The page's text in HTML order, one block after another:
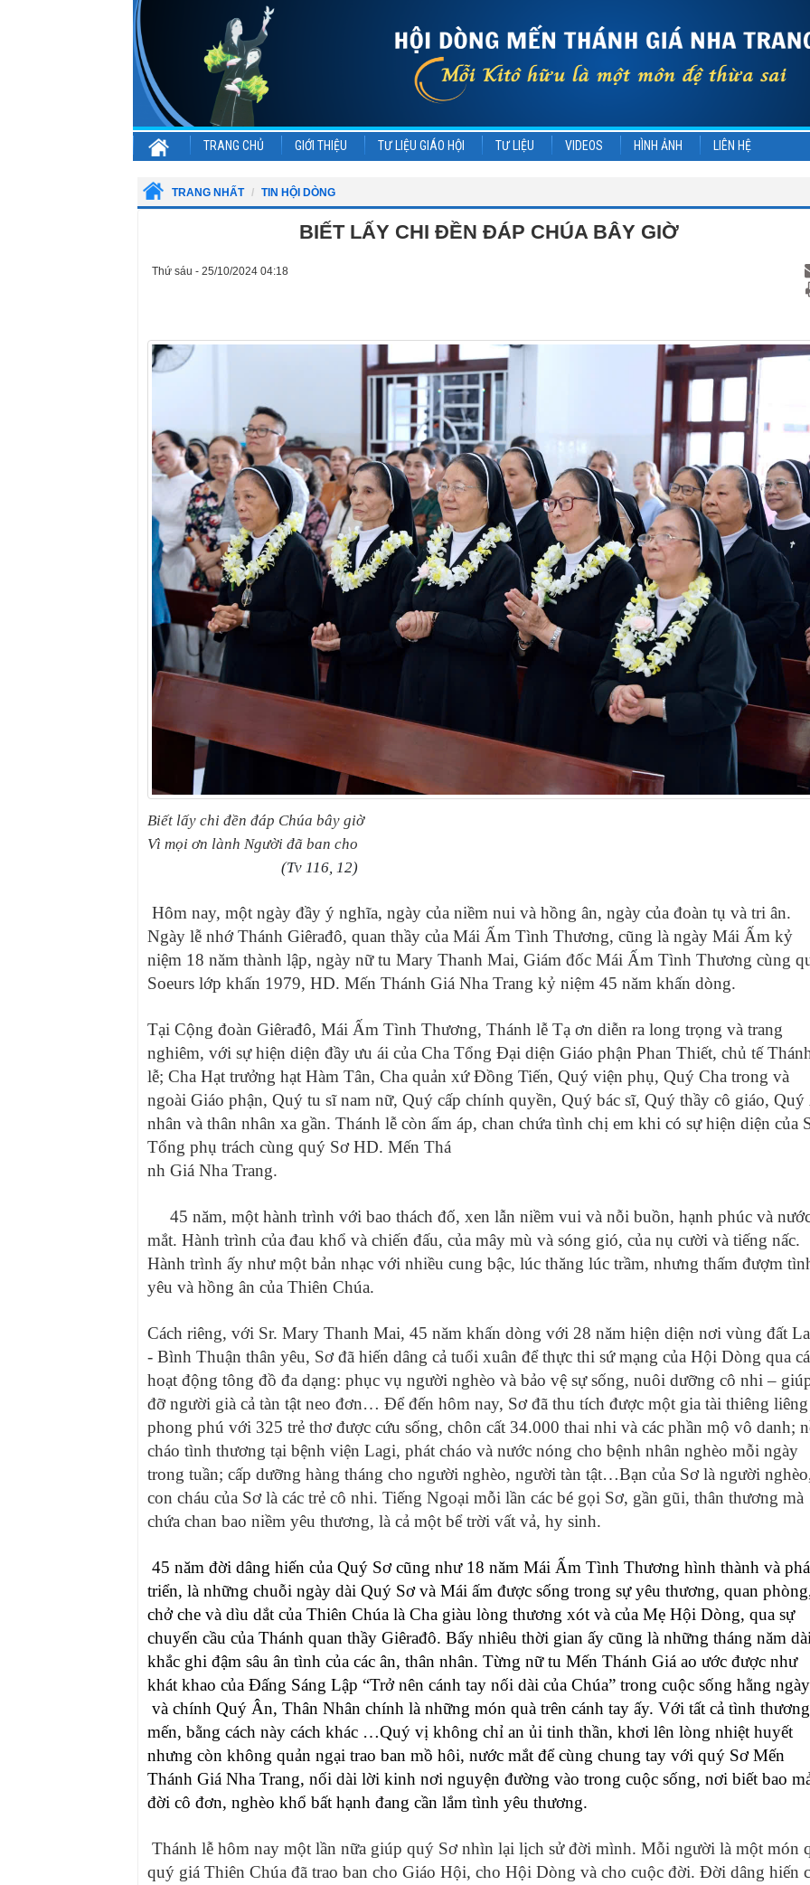
TRANG CHỦ GIỚI THIỆU TƯ LIỆU GIÁO HỘI TƯ LIỆU VIDEOS HÌNH ẢNH LIÊN HỆ
TRANG NHẤT TIN HỘI DÒNG
BIẾT LẤY CHI ĐỀN ĐÁP CHÚA BÂY GIỜ
Thứ sáu - 25/10/2024 04:18
Biết lấy chi đền đáp Chúa bây giờ
Vì mọi ơn lành Người đã ban cho
(Tv 116, 12)
Hôm nay, một ngày đầy ý nghĩa, ngày của niềm nui và hồng ân, ngày của đoàn tụ và tri ân.
Ngày lễ nhớ Thánh Giêrađô, quan thầy của Mái Ấm Tình Thương, cũng là ngày Mái Ấm kỷ
niệm 18 năm thành lập, ngày nữ tu Mary Thanh Mai, Giám đốc Mái Ấm Tình Thương cùng
Soeurs lớp khấn 1979, HD. Mến Thánh Giá Nha Trang kỷ niệm 45 năm khấn dòng.
Tại Cộng đoàn Giêrađô, Mái Ấm Tình Thương, Thánh lễ Tạ ơn diễn ra long trọng và trang
nghiêm, với sự hiện diện đầy ưu ái của Cha Tổng Đại diện Giáo phận Phan Thiết, chủ tế
lễ; Cha Hạt trưởng hạt Hàm Tân, Cha quản xứ Đồng Tiến, Quý viện phụ, Quý Cha trong và
ngoài Giáo phận, Quý tu sĩ nam nữ, Quý cấp chính quyền, Quý bác sĩ, Quý thầy cô giáo, Quý
nhân và thân nhân xa gần. Thánh lễ còn ấm áp, chan chứa tình chị em khi có sự hiện diện của
Tổng phụ trách cùng quý Sơ HD. Mến Thá
nh Giá Nha Trang.
45 năm, một hành trình với bao thách đố, xen lẫn niềm vui và nỗi buồn, hạnh phúc và
mắt. Hành trình của đau khổ và chiến đấu, của mây mù và sóng gió, của nụ cười và tiếng nấc.
Hành trình ấy như một bản nhạc với nhiều cung bậc, lúc thăng lúc trầm, nhưng thấm đượm
yêu và hồng ân của Thiên Chúa.
Cách riêng, với Sr. Mary Thanh Mai, 45 năm khấn dòng với 28 năm hiện diện nơi vùng đất
- Bình Thuận thân yêu, Sơ đã hiến dâng cả tuổi xuân để thực thi sứ mạng của Hội Dòng qua
hoạt động tông đồ đa dạng: phục vụ người nghèo và bảo vệ sự sống, nuôi dưỡng cô nhi –
đỡ người già cả tàn tật neo đơn… Để đến hôm nay, Sơ đã thu tích được một gia tài thiêng liêng
phong phú với 325 trẻ thơ được cứu sống, chôn cất 34.000 thai nhi và các phần mộ vô danh;
cháo tình thương tại bệnh viện Lagi, phát cháo và nước nóng cho bệnh nhân nghèo mỗi ngày
trong tuần; cấp dưỡng hàng tháng cho người nghèo, người tàn tật…Bạn của Sơ là người
con cháu của Sơ là các trẻ cô nhi. Tiếng Ngoại mỗi lần các bé gọi Sơ, gần gũi, thân thương mà
chứa chan bao niềm yêu thương, là cả một bể trời vất vả, hy sinh.
45 năm đời dâng hiến của Quý Sơ cũng như 18 năm Mái Ấm Tình Thương hình thành và
triển, là những chuỗi ngày dài Quý Sơ và Mái ấm được sống trong sự yêu thương, quan
chở che và dìu dắt của Thiên Chúa là Cha giàu lòng thương xót và của Mẹ Hội Dòng, qua sự
chuyển cầu của Thánh quan thầy Giêrađô. Bấy nhiêu thời gian ấy cũng là những tháng năm dài
khắc ghi đậm sâu ân tình của các ân, thân nhân. Từng nữ tu Mến Thánh Giá ao ước được như
khát khao của Đấng Sáng Lập “Trở nên cánh tay nối dài của Chúa” trong cuộc sống hằng
và chính Quý Ân, Thân Nhân chính là những món quà trên cánh tay ấy. Với tất cả tình thương
mến, bằng cách này cách khác …Quý vị không chỉ an ủi tinh thần, khơi lên lòng nhiệt huyết
nhưng còn không quản ngại trao ban mồ hôi, nước mắt để cùng chung tay với quý Sơ Mến
Thánh Giá Nha Trang, nối dài lời kinh nơi nguyện đường vào trong cuộc sống, nơi biết bao
đời cô đơn, nghèo khổ bất hạnh đang cần lắm tình yêu thương.
Thánh lễ hôm nay một lần nữa giúp quý Sơ nhìn lại lịch sử đời mình. Mỗi người là một món
quý giá Thiên Chúa đã trao ban cho Giáo Hội, cho Hội Dòng và cho cuộc đời. Đời dâng hiến